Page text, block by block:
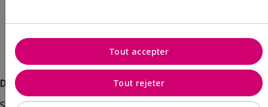
Prévoir une place spéciale, facilement accessible;
Faire installer des rampes d’accès à la scène (si la
personne se qualifie pour la reconnaissance sur
scène).
Déficience auditive
Tout rejeter
Tout accepter